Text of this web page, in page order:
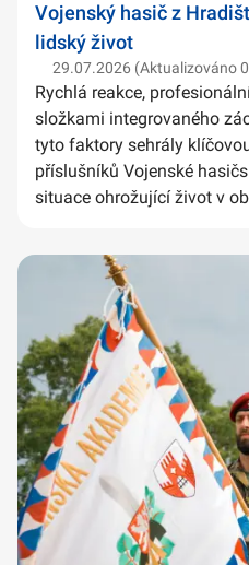
Vojenský hasič z
lidský život
29.07.2026 (Aktualizováno
Rychlá reakce,
složkami integrovaného
tyto faktory sehrály
příslušníků Vojenské
situace ohrožující život v